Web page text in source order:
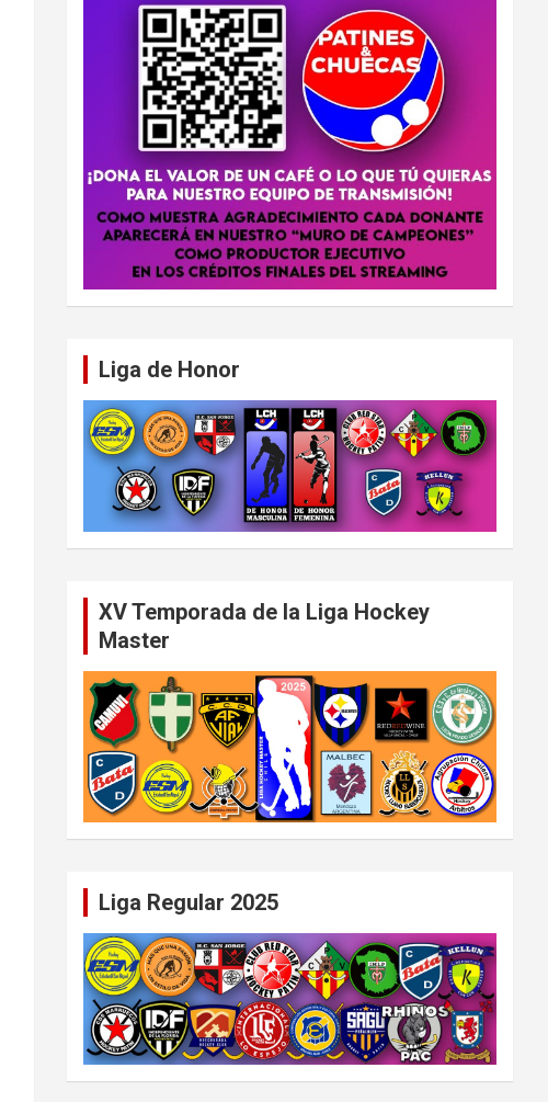
Liga de Honor
XV Temporada de la Liga Hockey
Master
Liga Regular 2025